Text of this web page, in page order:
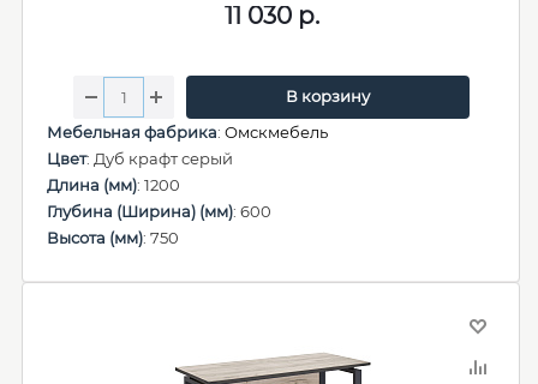
11 030р.
В корзину
Мебельная фабрика: Омскмебель
Цвет: Дуб крафт серый
Длина (мм): 1200
Глубина (Ширина) (мм): 600
Высота (мм): 750